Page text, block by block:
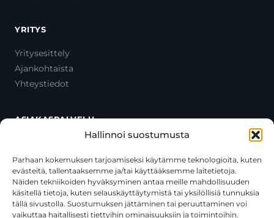
Hallinnoi suostumusta
Parhaan kokemuksen tarjoamiseksi käytämme teknologioita, kuten
evästeitä, tallentaaksemme ja/tai käyttääksemme laitetietoja.
Näiden tekniikoiden hyväksyminen antaa meille mahdollisuuden
käsitellä tietoja, kuten selauskäyttäytymistä tai yksilöllisiä tunnuksia
tällä sivustolla. Suostumuksen jättäminen tai peruuttaminen voi
vaikuttaa haitallisesti tiettyihin ominaisuuksiin ja toimintoihin.
YRITYS
Yritysesittely
Ajankohtaista
Yhteystiedot
ASIAKASPALVELU
Oma tili
Maksutavat
Toimitustavat
Usein kysytyt kysymykset